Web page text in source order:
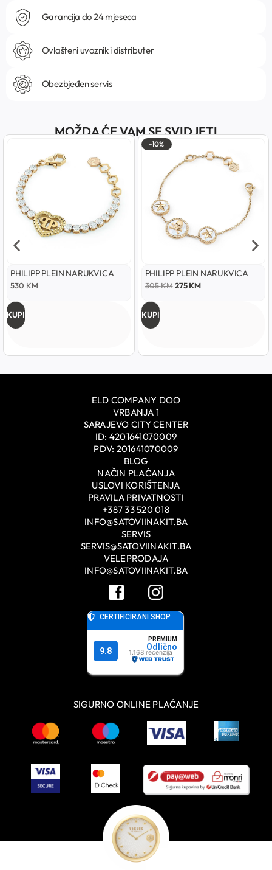
Garancija do 24 mjeseca
Ovlašteni uvoznik i distributer
Obezbjeđen servis
MOŽDA ĆE VAM SE SVIDJETI
PHILIPP PLEIN NARUKVICA
530 KM
KUPI
-10%
PHILIPP PLEIN NARUKVICA
305KM 275KM
KUPI
ELD COMPANY DOO
VRBANJA 1
SARAJEVO CITY CENTER
ID: 4201641070009
PDV: 201641070009
BLOG
NAČIN PLAĆANJA
USLOVI KORIŠTENJA
PRAVILA PRIVATNOSTI
+387 33 520 018
INFO@SATOVIINAKIT.BA
SERVIS
SERVIS@SATOVIINAKIT.BA
VELEPRODAJA
INFO@SATOVIINAKIT.BA
SIGURNO ONLINE PLAĆANJE